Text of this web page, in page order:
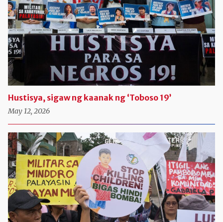
Hustisya, sigaw ng kaanak ng ‘Toboso 19’
May 12, 2026